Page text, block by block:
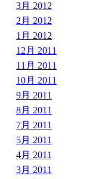
3月 2012
2月 2012
1月 2012
12月 2011
11月 2011
10月 2011
9月 2011
8月 2011
7月 2011
5月 2011
4月 2011
3月 2011